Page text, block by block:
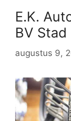
E.K.
BV
augustus 9,